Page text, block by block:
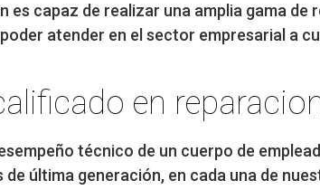
es capaz de realizar una amplia gama
atender en el sector empresarial a
en
técnico de un cuerpo de
de última generación, en cada una de